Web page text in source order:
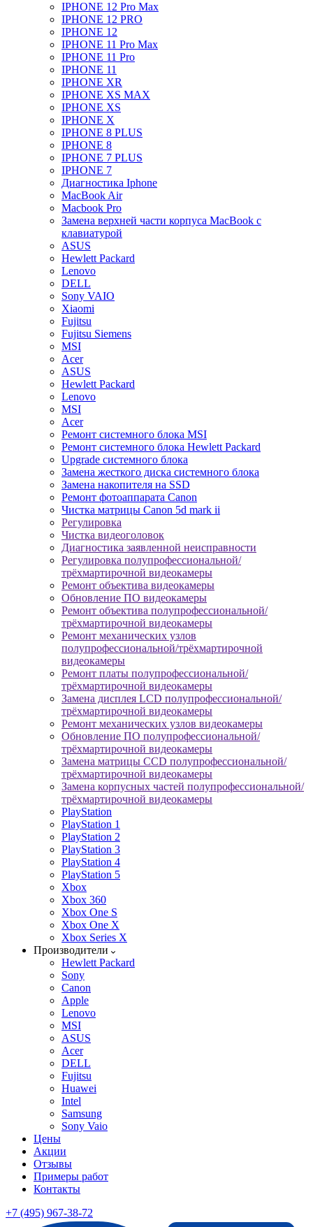
IPHONE 12 Pro Max
IPHONE 12 PRO
IPHONE 12
IPHONE 11 Pro Max
IPHONE 11 Pro
IPHONE 11
IPHONE XR
IPHONE XS MAX
IPHONE XS
IPHONE X
IPHONE 8 PLUS
IPHONE 8
IPHONE 7 PLUS
IPHONE 7
Диагностика Iphone
MacBook Air
Macbook Pro
Замена верхней части корпуса MacBook с
клавиатурой
ASUS
Hewlett Packard
Lenovo
DELL
Sony VAIO
Xiaomi
Fujitsu
Fujitsu Siemens
MSI
Acer
ASUS
Hewlett Packard
Lenovo
MSI
Acer
Ремонт системного блока MSI
Ремонт системного блока Hewlett Packard
Upgrade системного блока
Замена жесткого диска системного блока
Замена накопителя на SSD
Ремонт фотоаппарата Canon
Чистка матрицы Canon 5d mark ii
Регулировка
Чистка видеоголовок
Диагностика заявленной неисправности
Регулировка полупрофессиональной/
трёхмартирочной видеокамеры
Ремонт объектива видеокамеры
Обновление ПО видеокамеры
Ремонт объектива полупрофессиональной/
трёхмартирочной видеокамеры
Ремонт механических узлов
полупрофессиональной/трёхмартирочной
видеокамеры
Ремонт платы полупрофессиональной/
трёхмартирочной видеокамеры
Замена дисплея LCD полупрофессиональной/
трёхмартирочной видеокамеры
Ремонт механических узлов видеокамеры
Обновление ПО полупрофессиональной/
трёхмартирочной видеокамеры
Замена матрицы CCD полупрофессиональной/
трёхмартирочной видеокамеры
Замена корпусных частей полупрофессиональной/
трёхмартирочной видеокамеры
PlayStation
PlayStation 1
PlayStation 2
PlayStation 3
PlayStation 4
PlayStation 5
Xbox
Xbox 360
Xbox One S
Xbox One X
Xbox Series X
Производители
Hewlett Packard
Sony
Canon
Apple
Lenovo
MSI
ASUS
Acer
DELL
Fujitsu
Huawei
Intel
Samsung
Sony Vaio
Цены
Акции
Отзывы
Примеры работ
Контакты
+7 (495) 967-38-72